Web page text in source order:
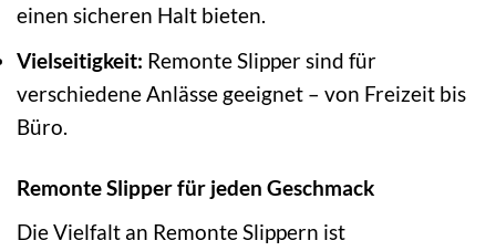
einen sicheren Halt bieten.
Vielseitigkeit: Remonte Slipper sind für
verschiedene Anlässe geeignet – von Freizeit bis
Büro.
Remonte Slipper für jeden Geschmack
Die Vielfalt an Remonte Slippern ist